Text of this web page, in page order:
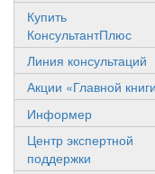
Купить
КонсультантПлюс
Линия консультаций
Акции «Главной
Информер
Центр экспертной
поддержки